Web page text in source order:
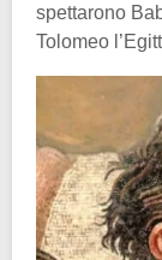
spettarono
Tolomeo